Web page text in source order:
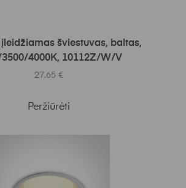
Į KREPŠELĮ
įleidžiamas šviestuvas, baltas,
3500/4000K, 10112Z/W/V
27.65 €
Peržiūrėti